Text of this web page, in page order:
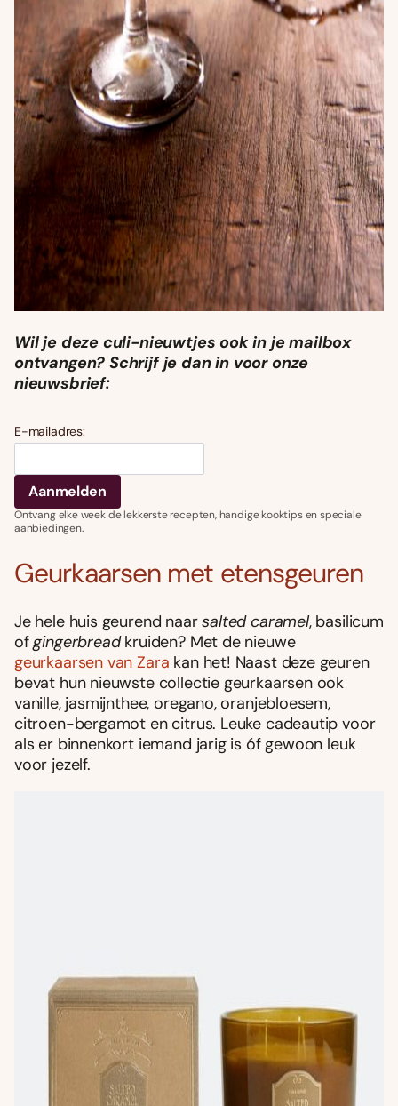
Wil je deze culi-nieuwtjes ook in je mailbox
ontvangen? Schrijf je dan in voor onze
nieuwsbrief:
E-mailadres:
Ontvang elke week de lekkerste recepten, handige kooktips en speciale
aanbiedingen.
Geurkaarsen met etensgeuren
Je hele huis geurend naarsalted caramel, basilicum
ofgingerbreadkruiden? Met de nieuwe
geurkaarsen van Zara kan het! Naast deze geuren
bevat hun nieuwste collectie geurkaarsen ook
vanille, jasmijnthee, oregano, oranjebloesem,
citroen-bergamot en citrus. Leuke cadeautip voor
als er binnenkort iemand jarig is óf gewoon leuk
voor jezelf.